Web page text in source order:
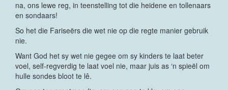
na, ons lewe reg, in teenstelling tot die heidene en tollenaars
en sondaars!
So het die Fariseërs die wet nie op die regte manier gebruik
nie.
Want God het sy wet nie gegee om sy kinders te laat beter
voel, self-regverdig te laat voel nie, maar juis as ‘n spieël om
hulle sondes bloot te lê.